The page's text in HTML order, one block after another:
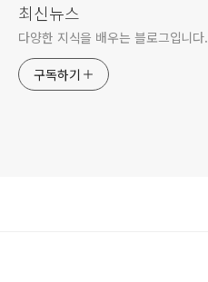
최신뉴스
다양한 지식을 배우는 블로그입니다.
구독하기